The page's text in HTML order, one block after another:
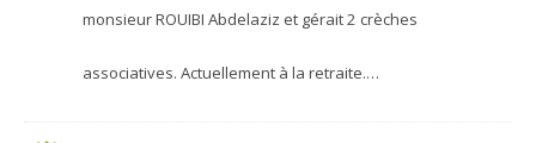
monsieur ROUIBI Abdelaziz et gérait 2 crèches
associatives. Actuellement à la retraite.…